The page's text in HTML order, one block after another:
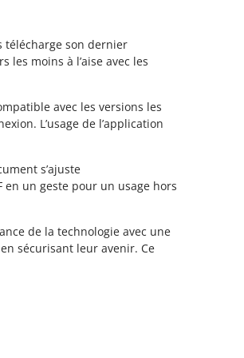
télécharge son dernier
moins à l’aise avec les
avec les versions les
L’usage de l’application
s’ajuste
un geste pour un usage hors
de la technologie avec une
sécurisant leur avenir. Ce